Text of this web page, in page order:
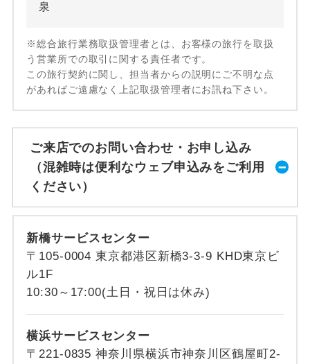
泉
※総合旅行業務取扱管理者とは、お客様の旅行を取扱
う営業所での取引に関する責任者です。
この旅行契約に関し、担当者からの説明にご不明な点
があればご遠慮なく上記取扱管理者にお訊ね下さい。
ご来店でのお問い合わせ・お申し込み
（混雑時は便利なウェブ申込みをご利用
ください）
新橋サービスセンター
〒105-0004 東京都港区新橋3-3-9 KHD東京ビ
ル1F
10:30～17:00(土日・祝日は休み)
横浜サービスセンター
〒221-0835 神奈川県横浜市神奈川区鶴屋町2-